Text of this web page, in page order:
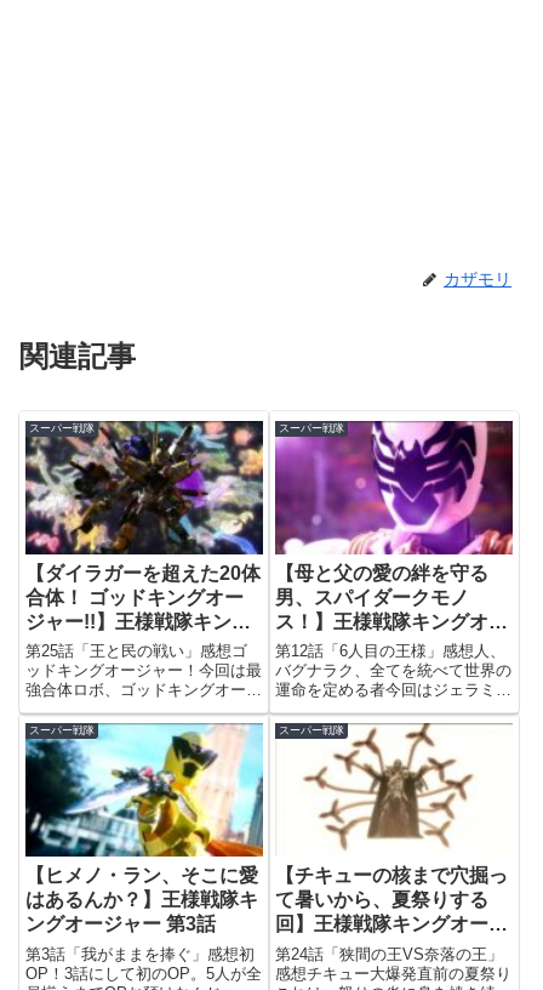
カザモリ
関連記事
スーパー戦隊
【ダイラガーを超えた20体
合体！ ゴッドキングオー
ジャー!!】王様戦隊キング
オージャー 第25話
第25話「王と民の戦い」感想ゴ
ッドキングオージャー！今回は最
強合体ロボ、ゴッドキングオージ
ャーの登場回！戦隊ロボとしては
初の20体合体。合体ロボのパー
ツ数の多さではアニメの「機甲艦
隊ダイラガーXV」の主役ロボ、
ダイラガーXVの15体合体が有...
スーパー戦隊
【母と父の愛の絆を守る
男、スパイダークモノ
ス！】王様戦隊キングオー
ジャー 第12話
第12話「6人目の王様」感想人、
バグナラク、全てを統べて世界の
運命を定める者今回はジェラミー
の正体判明回。結論から言ってし
まうと人間とバグナラクのハーフ
なので両陣営を仲良くさせたい者
だったのですが、それをひたすら
遠回しに言うので、直接的に説...
スーパー戦隊
【ヒメノ・ラン、そこに愛
はあるんか？】王様戦隊キ
ングオージャー 第3話
第3話「我がままを捧ぐ」感想初
OP！3話にして初のOP。5人が全
スーパー戦隊
【チキューの核まで穴掘っ
て暑いから、夏祭りする
回】王様戦隊キングオージ
ャー 第24話
第24話「狭間の王VS奈落の王」
感想チキュー大爆発直前の夏祭り